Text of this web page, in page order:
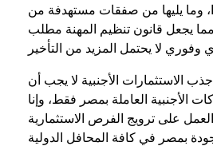
وما يليها من صفقات مستهدفة من
يجعل قانون تنظيم المهنة مطلب
الاستثمارات الأجنبية لا يجب أن
الأجنبية العاملة بمصر فقط، وإنا
على ترويج الفرص الاستثمارية